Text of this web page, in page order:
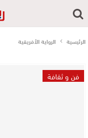
الرئيسية الرواية الأفريقية
فن و ثقافة